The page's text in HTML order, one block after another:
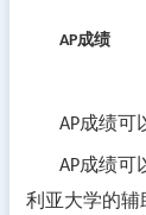
AP成绩
AP成绩可
AP成绩可
利亚大学的辅